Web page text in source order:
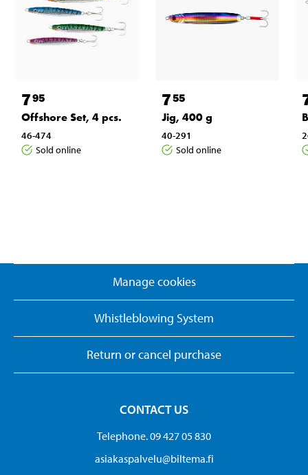
795
Offshore Set, 4 pcs.
46-474
Sold online
755
Jig, 400 g
40-291
Sold online
Manage cookies
Whistleblowing System
Return or cancel purchase
CONTACT US
Telephone. 09 427 05 830
asiakaspalvelu@biltema.fi